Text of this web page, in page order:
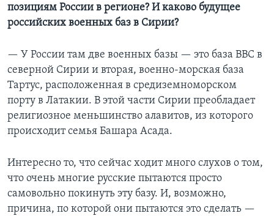
позициям России в регионе? И каково будущее
российских военных баз в Сирии?
— У России там две военных базы — это база ВВС в
северной Сирии и вторая, военно-морская база
Тартус, расположенная в средиземноморском
порту в Латакии. В этой части Сирии преобладает
религиозное меньшинство алавитов, из которого
происходит семья Башара Асада.
Интересно то, что сейчас ходит много слухов о том,
что очень многие русские пытаются просто
самовольно покинуть эту базу. И, возможно,
причина, по которой они пытаются это сделать —